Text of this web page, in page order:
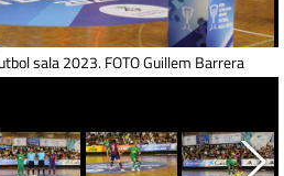
sala 2023. FOTO Guillem Barrera